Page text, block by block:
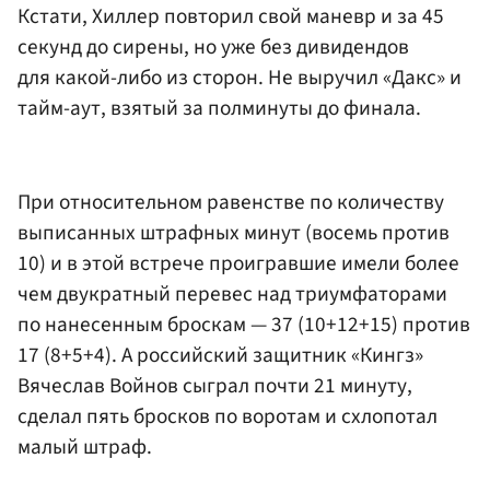
Кстати, Хиллер повторил свой маневр и за 45
секунд до сирены, но уже без дивидендов
для какой-либо из сторон. Не выручил «Дакс» и
тайм-аут, взятый за полминуты до финала.
При относительном равенстве по количеству
выписанных штрафных минут (восемь против
10) и в этой встрече проигравшие имели более
чем двукратный перевес над триумфаторами
по нанесенным броскам — 37 (10+12+15) против
17 (8+5+4). А российский защитник «Кингз»
Вячеслав Войнов сыграл почти 21 минуту,
сделал пять бросков по воротам и схлопотал
малый штраф.